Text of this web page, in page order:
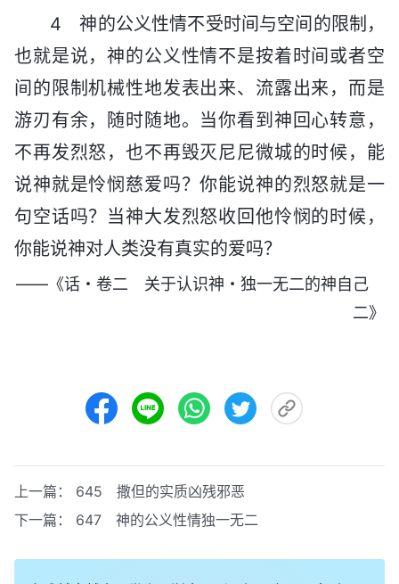
4 神的公义性情不受时间与空间的限制，
也就是说，神的公义性情不是按着时间或者空
间的限制机械性地发表出来、流露出来，而是
游刃有余，随时随地。当你看到神回心转意，
不再发烈怒，也不再毁灭尼尼微城的时候，能
说神就是怜悯慈爱吗？你能说神的烈怒就是一
句空话吗？当神大发烈怒收回他怜悯的时候，
你能说神对人类没有真实的爱吗？
——《话・卷二 关于认识神・独一无二的神自己
二》
上一篇： 645 撒但的实质凶残邪恶
下一篇： 647 神的公义性情独一无二